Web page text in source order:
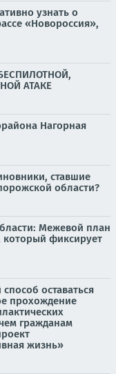
узнать о
«Новороссия»,
АТАКЕ
Нагорная
ставшие
области?
Межевой план
который фиксирует
оставаться
прохождение
гражданам
жизнь»